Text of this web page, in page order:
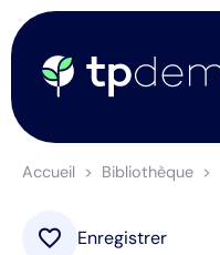
Accueil Bibliothèque
favorite Enregistrer